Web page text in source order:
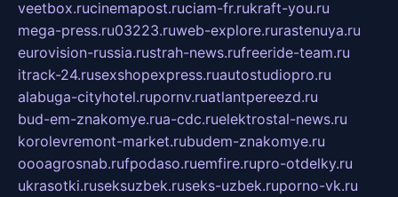
veetbox.rucinemapost.ruciam-fr.rukraft-you.ru
mega-press.ru03223.ruweb-explore.rurastenuya.ru
eurovision-russia.rustrah-news.rufreeride-team.ru
itrack-24.rusexshopexpress.ruautostudiopro.ru
alabuga-cityhotel.rupornv.ruatlantpereezd.ru
bud-em-znakomye.rua-cdc.ruelektrostal-news.ru
korolevremont-market.rubudem-znakomye.ru
oooagrosnab.rufpodaso.ruemfire.rupro-otdelky.ru
ukrasotki.ruseksuzbek.ruseks-uzbek.ruporno-vk.ru